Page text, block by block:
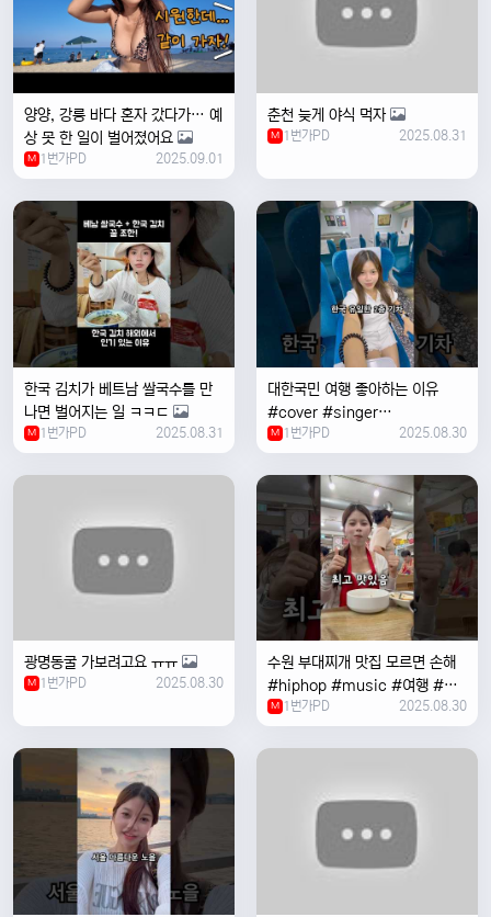
양양, 강릉 바다 혼자 갔다가… 예
상 못 한 일이 벌어졌어요
M 1번가PD 2025.09.01
춘천 늦게 야식 먹자
M 1번가PD 2025.08.31
한국 김치가 베트남 쌀국수를 만
나면 벌어지는 일 ㅋㅋㄷ
M 1번가PD 2025.08.31
대한국민 여행 좋아하는 이유
#cover #singer
#coversong #music #한국
여행 #한국
M 1번가PD 2025.08.30
광명동굴 가보려고요 ㅠㅠ
M 1번가PD 2025.08.30
수원 부대찌개 맛집 모르면 손해
#hiphop #music #여행 #맛
집 #수원 #한국여행 #베트남여
자 #혼자여행
M 1번가PD 2025.08.30